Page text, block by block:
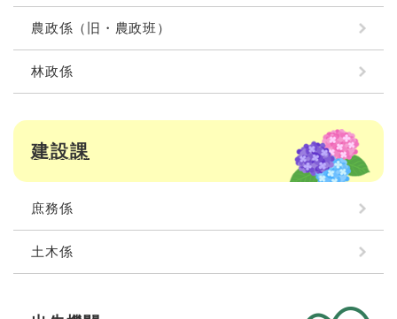
農政係（旧・農政班）
林政係
建設課
庶務係
土木係